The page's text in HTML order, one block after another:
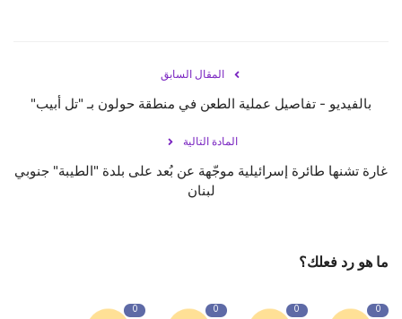
المقال السابق
بالفيديو - تفاصيل عملية الطعن في منطقة حولون بـ "تل أبيب"
المادة التالية
غارة تشنها طائرة إسرائيلية موجّهة عن بُعد على بلدة "الطيبة" جنوبي
لبنان
ما هو رد فعلك؟
0
0
0
0